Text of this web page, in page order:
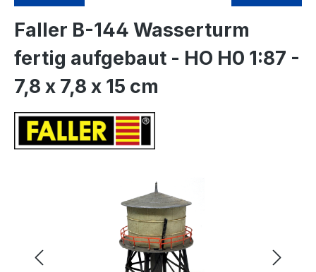
Faller B-144 Wasserturm
fertig aufgebaut - HO H0 1:87 -
7,8 x 7,8 x 15 cm
Bildergalerie überspringen